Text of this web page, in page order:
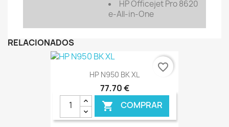
HPOfficejet Pro 8620
e-All-in-One
RELACIONADOS
HP N950 BK XL
77,70 €
 COMPRAR
favorite_border